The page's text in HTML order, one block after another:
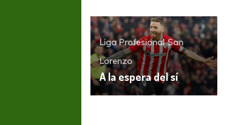
Liga Profesional San
Lorenzo
A la espera del sí